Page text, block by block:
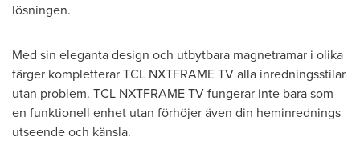
lösningen.
Med sin eleganta design och utbytbara magnetramar i olika
färger kompletterar TCL NXTFRAME TV alla inredningsstilar
utan problem. TCL NXTFRAME TV fungerar inte bara som
en funktionell enhet utan förhöjer även din heminrednings
utseende och känsla.